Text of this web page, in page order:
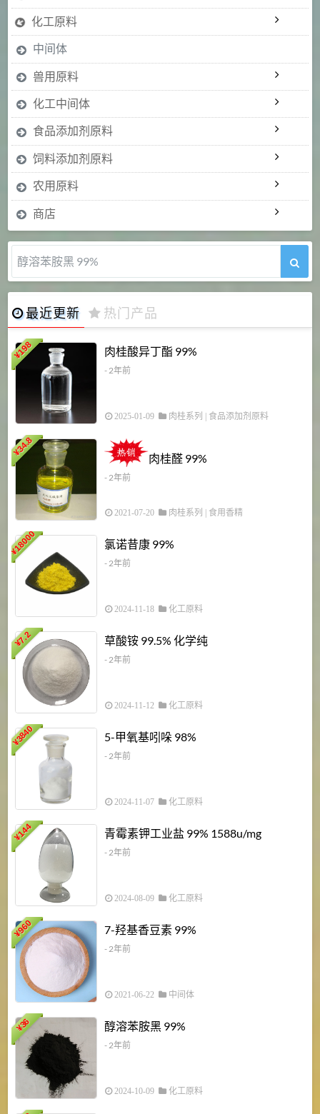
化工原料
中间体
兽用原料
化工中间体
食品添加剂原料
饲料添加剂原料
农用原料
商店
醇溶苯胺黑 99%
最近更新 热门产品
¥
198 肉桂酸异丁酯 99%
- 2年前
2025-01-09 肉桂系列 食品添加剂原料
¥
34.8
肉桂醛 99%
- 2年前
2021-07-20 肉桂系列 食用香精
¥
18000 氯诺昔康 99%
- 2年前
2024-11-18 化工原料
¥
7.2 草酸铵 99.5% 化学纯
- 2年前
2024-11-12 化工原料
¥
3840 5-甲氧基吲哚 98%
- 2年前
2024-11-07 化工原料
¥
144 青霉素钾工业盐 99% 1588u/mg
- 2年前
2024-08-09 化工原料
¥
960 7-羟基香豆素 99%
- 2年前
2021-06-22 中间体
¥
36 醇溶苯胺黑 99%
- 2年前
2024-10-09 化工原料